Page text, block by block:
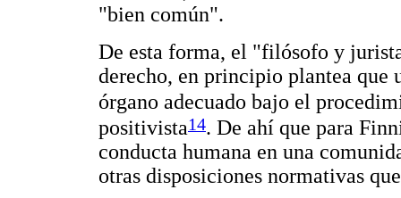
"bien común".
De esta forma, el "filósofo y
derecho, en principio plantea que
órgano adecuado bajo el
positivista14. De ahí que para
conducta humana en una
otras disposiciones normativas